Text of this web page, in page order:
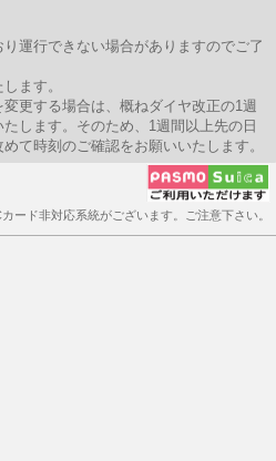
運行できない場合がありますのでご了
ます。
更する場合は、概ねダイヤ改正の1週
します。そのため、1週間以上先の日
て時刻のご確認をお願いいたします。
ード非対応系統がございます。ご注意下さい。